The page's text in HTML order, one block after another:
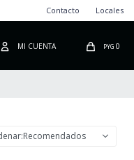
PYG 0
Contacto Locales
Recomendados